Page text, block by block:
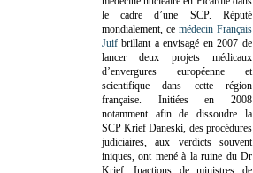
le cadre d’une SCP. Réputé
mondialement, ce médecin Français
Juif brillant a envisagé en 2007 de
lancer deux projets médicaux
d’envergures européenne et
scientifique dans cette région
française. Initiées en 2008
notamment afin de dissoudre la
SCP Krief Daneski, des procédures
judiciaires, aux verdicts souvent
iniques, ont mené à la ruine du Dr
Krief.Inactions de ministres de